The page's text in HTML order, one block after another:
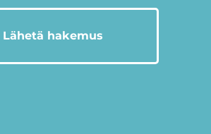
Lähetä hakemus